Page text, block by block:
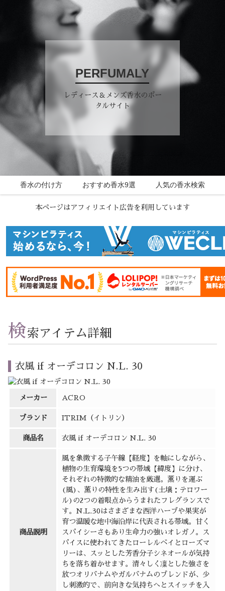
PERFUMALY
レディース＆メンズ香水のポー
タルサイト
香水の付け方 おすすめ香水9選 人気の香水検索
本ページはアフィリエイト広告を利用しています
検索アイテム詳細
衣風 if オーデコロン N.L. 30
メーカー ACRO
ブランド ITRIM（イトリン）
商品名 衣風 if オーデコロン N.L. 30
商品説明
風を象徴する子午線【経度】を軸にしながら、
植物の生育環境を5つの帯域【緯度】に分け、
それぞれの特徴的な精油を厳選。薫りを運ぶ
(風)、薫りの特性を生み出す(土壌：テロワー
ル)の2つの着眼点からうまれたフレグランスで
す。N.L.30はさまざまな西洋ハーブや果実が
育つ温暖な地中海沿岸に代表される帯域。甘く
スパイシーさもあり生命力の強いオレガノ。ス
パイスに使われてきたローレルベイとローズマ
リーは、スッとした芳香分子シネオールが気持
ちを落ち着かせます。清々しく凜とした強さを
放つオリバナムやガルバナムのブレンドが、少
し刺激的で、前向きな気持ちへとスイッチを入